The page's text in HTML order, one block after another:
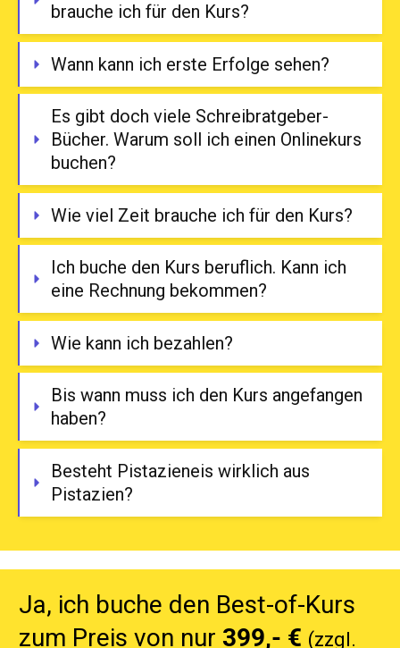
brauche ich für den Kurs?
Wann kann ich erste Erfolge sehen?
Es gibt doch viele Schreibratgeber-
Bücher. Warum soll ich einen Onlinekurs
buchen?
Wie viel Zeit brauche ich für den Kurs?
Ich buche den Kurs beruflich. Kann ich
eine Rechnung bekommen?
Wie kann ich bezahlen?
Bis wann muss ich den Kurs angefangen
haben?
Besteht Pistazieneis wirklich aus
Pistazien?
Ja, ich buche den Best-of-Kurs
zum Preis von nur 399,- € (zzgl.